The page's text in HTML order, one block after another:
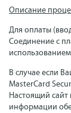
Описание
Для оплаты
Соединение с
В случае если
MasterCard
Настоящий
информации